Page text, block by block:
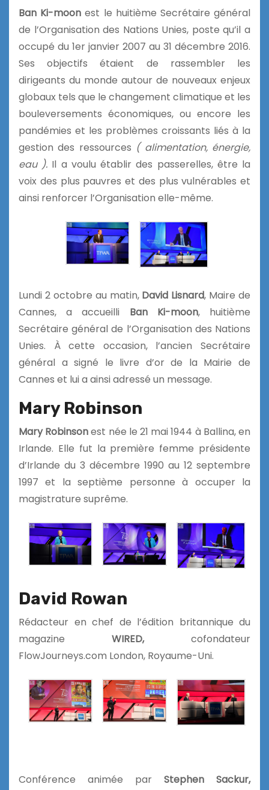
Ban Ki-moon est le huitième Secrétaire général
de l’Organisation des Nations Unies, poste qu’il a
occupé du 1er janvier 2007 au 31 décembre 2016.
Ses objectifs étaient de rassembler les
dirigeants du monde autour de nouveaux enjeux
globaux tels que le changement climatique et les
bouleversements économiques, ou encore les
pandémies et les problèmes croissants liés à la
gestion des ressources ( alimentation, énergie,
eau ). Il a voulu établir des passerelles, être la
voix des plus pauvres et des plus vulnérables et
ainsi renforcer l’Organisation elle-même.
Lundi 2 octobre au matin,David Lisnard, Maire de
Cannes, a accueilli Ban Ki-moon, huitième
Secrétaire général de l’Organisation des Nations
Unies. À cette occasion, l’ancien Secrétaire
général a signé le livre d’or de la Mairie de
Cannes et lui a ainsi adressé un message.
Mary Robinson
Mary Robinsonest née le 21 mai 1944 à Ballina, en
Irlande. Elle fut la première femme présidente
d’Irlande du 3 décembre 1990 au 12 septembre
1997 et la septième personne à occuper la
magistrature suprême.
David Rowan
Rédacteur en chef de l’édition britannique du
magazine WIRED,cofondateur
FlowJourneys.com London, Royaume-Uni.
Conférence animée par Stephen Sackur,